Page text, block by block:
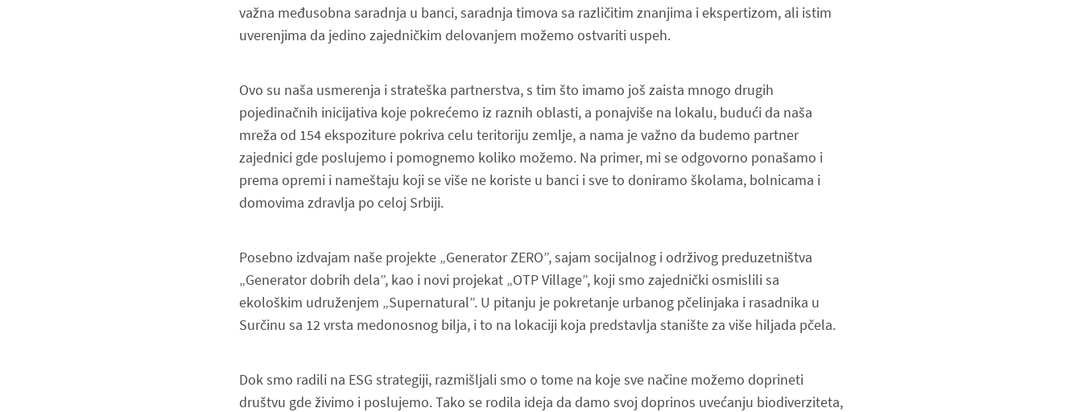
važna međusobna saradnja u banci, saradnja timova sa različitim znanjima i ekspertizom, ali istim
uverenjima da jedino zajedničkim delovanjem možemo ostvariti uspeh.
Ovo su naša usmerenja i strateška partnerstva, s tim što imamo još zaista mnogo drugih
pojedinačnih inicijativa koje pokrećemo iz raznih oblasti, a ponajviše na lokalu, budući da naša
mreža od 154 ekspoziture pokriva celu teritoriju zemlje, a nama je važno da budemo partner
zajednici gde poslujemo i pomognemo koliko možemo. Na primer, mi se odgovorno ponašamo i
prema opremi i nameštaju koji se više ne koriste u banci i sve to doniramo školama, bolnicama i
domovima zdravlja po celoj Srbiji.
Posebno izdvajam naše projekte „Generator ZERO”, sajam socijalnog i održivog preduzetništva
„Generator dobrih dela”, kao i novi projekat „OTP Village”, koji smo zajednički osmislili sa
ekološkim udruženjem „Supernatural”. U pitanju je pokretanje urbanog pčelinjaka i rasadnika u
Surčinu sa 12 vrsta medonosnog bilja, i to na lokaciji koja predstavlja stanište za više hiljada pčela.
Dok smo radili na ESG strategiji, razmišljali smo o tome na koje sve načine možemo doprineti
društvu gde živimo i poslujemo. Tako se rodila ideja da damo svoj doprinos uvećanju biodiverziteta,